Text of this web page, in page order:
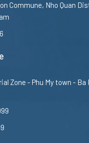
Commune, Nho Quan
Zone - Phu My town - Ba